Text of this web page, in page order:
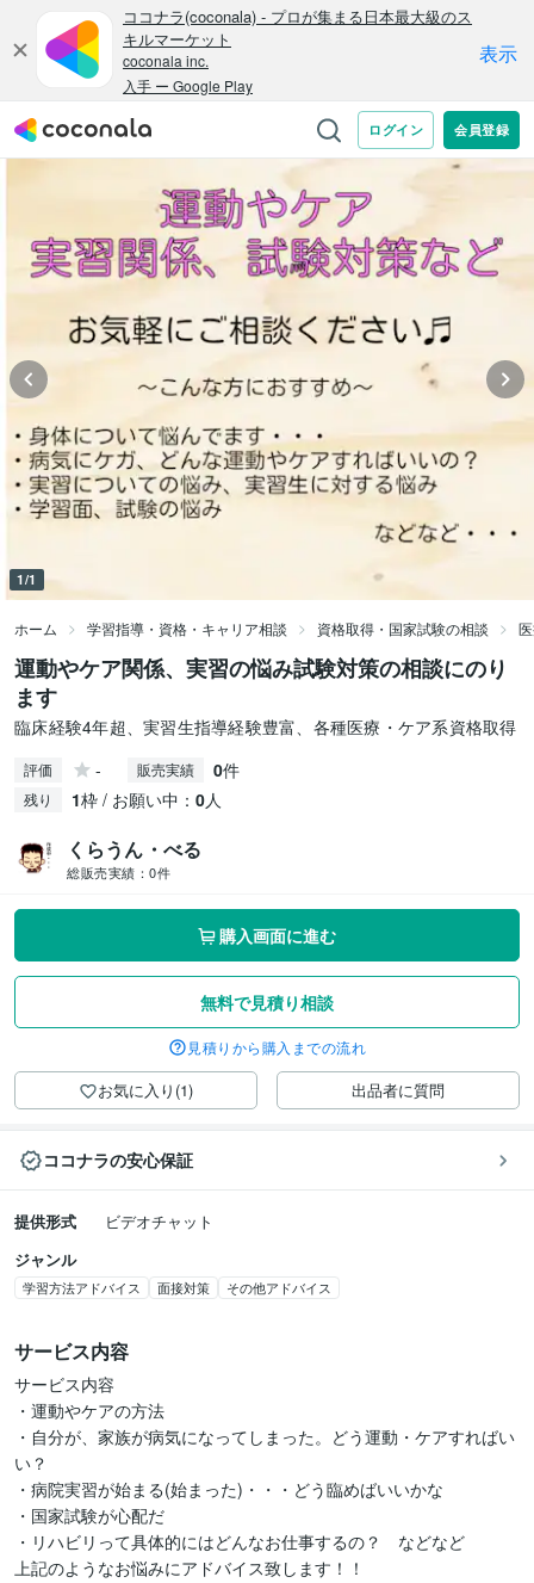
1/1
ホーム 学習指導・資格・キャリア相談 資格取得・国家試験の相談
運動やケア関係、実習の悩み試験対策の相談にのり
ます
臨床経験4年超、実習生指導経験豊富、各種医療・ケア系資格取得
評価 - 販売実績 0件
残り 1枠 / お願い中： 0人
くらうん・べる
総販売実績： 0件
購入画面に進む
無料で見積り相談
見積りから購入までの流れ
お気に入り(1) 出品者に質問
ココナラの安心保証
提供形式
ビデオチャット
ジャンル
学習方法アドバイス 面接対策 その他アドバイス
サービス内容
サービス内容
・運動やケアの方法
・自分が、家族が病気になってしまった。どう運動・ケアすればい
い？
・病院実習が始まる(始まった)・・・どう臨めばいいかな
・国家試験が心配だ
・リハビリって具体的にはどんなお仕事するの？　などなど
上記のようなお悩みにアドバイス致します！！